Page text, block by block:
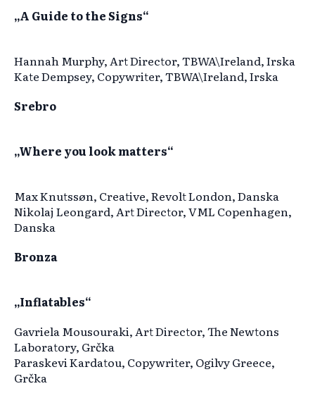
„A Guide to the Signs“
Hannah Murphy, Art Director, TBWA\Ireland, Irska
Kate Dempsey, Copywriter, TBWA\Ireland, Irska
Srebro
„Where you look matters“
Max Knutssøn, Creative, Revolt London, Danska
Nikolaj Leongard, Art Director, VML Copenhagen,
Danska
Bronza
„Inflatables“
Gavriela Mousouraki, Art Director, The Newtons
Laboratory, Grčka
Paraskevi Kardatou, Copywriter, Ogilvy Greece,
Grčka